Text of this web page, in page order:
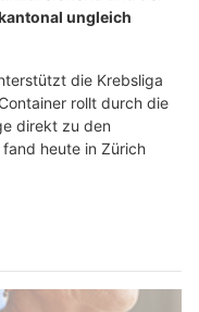
ungleich
die Krebsliga
rollt durch die
direkt zu den
heute in Zürich